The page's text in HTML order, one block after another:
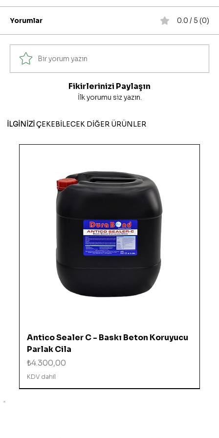
Yorumlar 0.0 / 5 (0)
Bir yorum yazın
Fikirlerinizi Paylaşın
İlk yorumu siz yazın.
İLGİNİZİÇEKEBİLECEK DİĞER ÜRÜNLER
Antico Sealer C - Baskı Beton Koruyucu
Parlak Cila
Fiyat
₺4.300,00
KDV dahil